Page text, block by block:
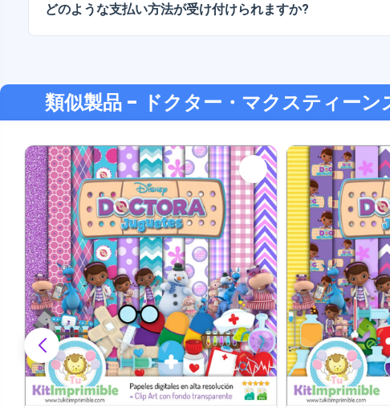
どのような支払い方法が受け付けられますか?
類似製品 - ドクター・マクスティー